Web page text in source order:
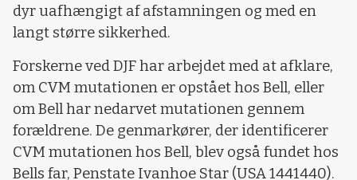
dyr uafhængigt af afstamningen og med en
langt større sikkerhed.
Forskerne ved DJF har arbejdet med at afklare,
om CVM mutationen er opstået hos Bell, eller
om Bell har nedarvet mutationen gennem
forældrene. De genmarkører, der identificerer
CVM mutationen hos Bell, blev også fundet hos
Bells far, Penstate Ivanhoe Star (USA 1441440).